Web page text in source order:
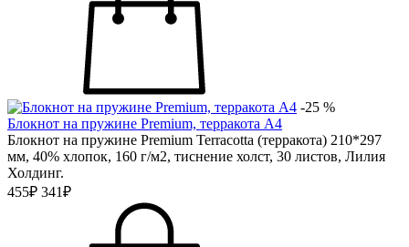
-25 %
Блокнот на пружине Premium, терракота А4
Блокнот на пружине Premium Terracotta (терракота) 210*297
мм, 40% хлопок, 160 г/м2, тиснение холст, 30 листов, Лилия
Холдинг.
455₽ 341₽